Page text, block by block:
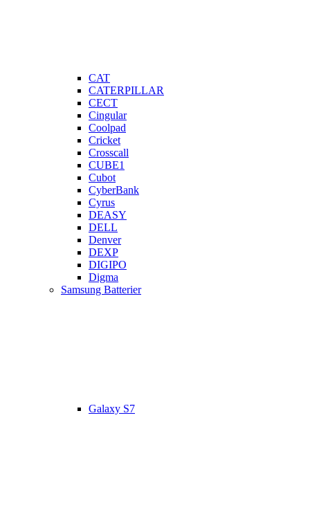
CAT
CATERPILLAR
CECT
Cingular
Coolpad
Cricket
Crosscall
CUBE1
Cubot
CyberBank
Cyrus
DEASY
DELL
Denver
DEXP
DIGIPO
Digma
Samsung Batterier
Galaxy S7